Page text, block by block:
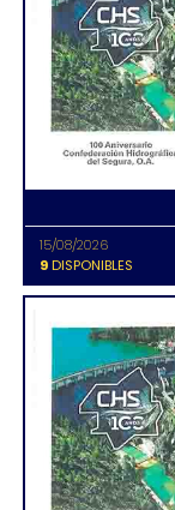
15/08/2026
9DISPONIBLES